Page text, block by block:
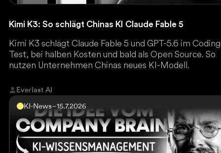
Kimi K3: So schlägt Chinas KI Claude Fable 5
Kimi K3 schlägt Claude Fable 5 und GPT-5.6 im
Test, bei halben Kosten und bald als Open Source. So
nutzen Unternehmen Chinas neues KI-Modell.
Everlast AI
KI-News–15.7.2026